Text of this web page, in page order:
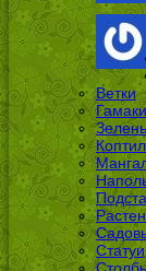
Ветки
Гамаки
Зелень
Статуи